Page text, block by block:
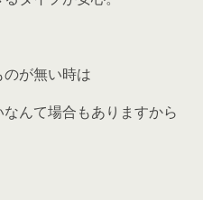
が無い時は
んて場合もありますから